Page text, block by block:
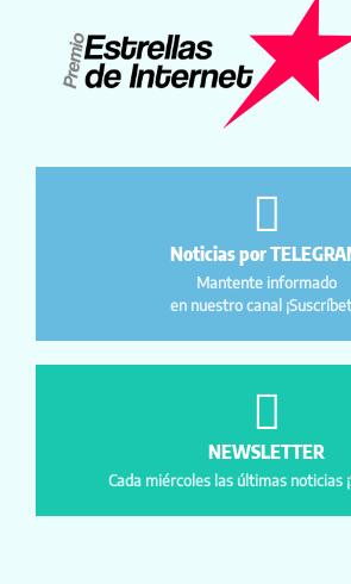
Noticias por
Mantente informado
en nuestro canal
NEWSLETTER
Cada miércoles las últimas noticias